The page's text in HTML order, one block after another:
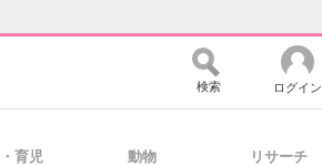
検索 ログイン
育児 動物 リサーチ